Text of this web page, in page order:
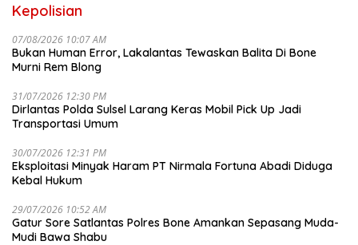
Kepolisian
07/08/2026 10:07 AM
Bukan Human Error, Lakalantas Tewaskan Balita Di Bone
Murni Rem Blong
31/07/2026 12:30 PM
Dirlantas Polda Sulsel Larang Keras Mobil Pick Up Jadi
Transportasi Umum
30/07/2026 12:31 PM
Eksploitasi Minyak Haram PT Nirmala Fortuna Abadi Diduga
Kebal Hukum
29/07/2026 10:52 AM
Gatur Sore Satlantas Polres Bone Amankan Sepasang Muda-
Mudi Bawa Shabu